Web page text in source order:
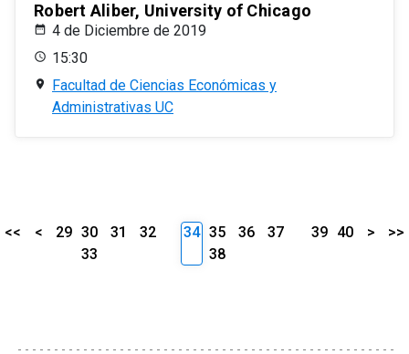
Robert Aliber, University of Chicago
4 de Diciembre de 2019
15:30
Facultad de Ciencias Económicas y
Administrativas UC
<< < 29 30 31
32
33
34 35 36
37
38
39 40 > >>